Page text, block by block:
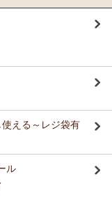
える～レジ袋有
ル